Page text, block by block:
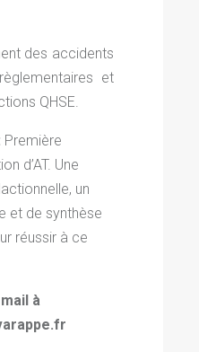
des accidents
et
QHSE.
Première
d’AT. Une
un
et de synthèse
réussir à ce
à